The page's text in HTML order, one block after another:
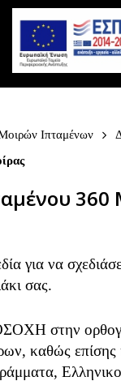
Ιπταμένων
360
για να
σας.
στην
καθώς επίσης